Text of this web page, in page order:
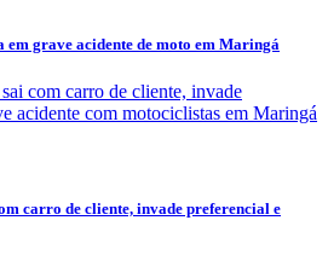
em grave acidente de moto em Maringá
carro de cliente, invade preferencial e